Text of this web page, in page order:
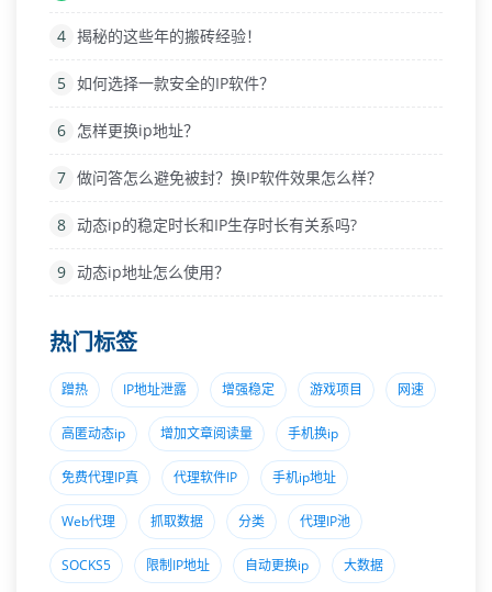
4 揭秘的这些年的搬砖经验！
5 如何选择一款安全的IP软件？
6 怎样更换ip地址？
7 做问答怎么避免被封？换IP软件效果怎么样？
8 动态ip的稳定时长和IP生存时长有关系吗?
9 动态ip地址怎么使用？
热门标签
蹭热 IP地址泄露 增强稳定 游戏项目 网速
高匿动态ip 增加文章阅读量 手机换ip
免费代理IP真 代理软件IP 手机ip地址
Web代理 抓取数据 分类 代理IP池
SOCKS5 限制IP地址 自动更换ip 大数据